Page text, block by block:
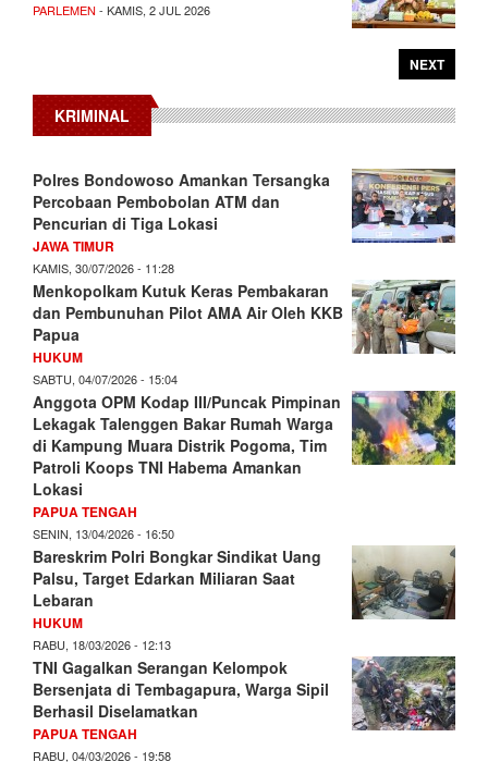
PARLEMEN - KAMIS, 2 JUL 2026
NEXT
KRIMINAL
Polres Bondowoso Amankan Tersangka
Percobaan Pembobolan ATM dan
Pencurian di Tiga Lokasi
JAWA TIMUR
KAMIS, 30/07/2026 - 11:28
Menkopolkam Kutuk Keras Pembakaran
dan Pembunuhan Pilot AMA Air Oleh KKB
Papua
HUKUM
SABTU, 04/07/2026 - 15:04
Anggota OPM Kodap III/Puncak Pimpinan
Lekagak Talenggen Bakar Rumah Warga
di Kampung Muara Distrik Pogoma, Tim
Patroli Koops TNI Habema Amankan
Lokasi
PAPUA TENGAH
SENIN, 13/04/2026 - 16:50
Bareskrim Polri Bongkar Sindikat Uang
Palsu, Target Edarkan Miliaran Saat
Lebaran
HUKUM
RABU, 18/03/2026 - 12:13
TNI Gagalkan Serangan Kelompok
Bersenjata di Tembagapura, Warga Sipil
Berhasil Diselamatkan
PAPUA TENGAH
RABU, 04/03/2026 - 19:58